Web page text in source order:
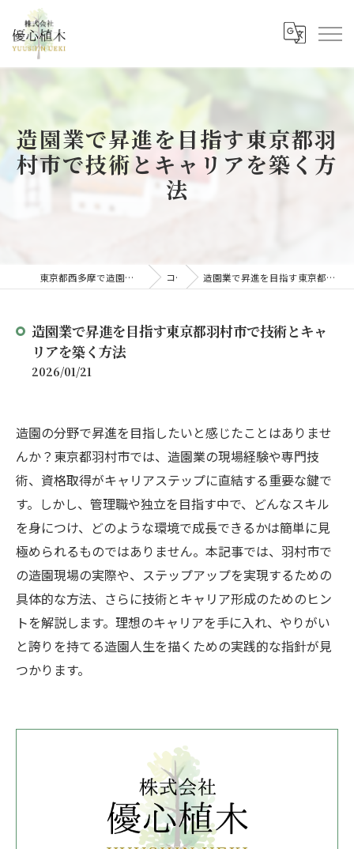
造園業で昇進を目指す東京都羽
村市で技術とキャリアを築く方
法
東京都西多摩で造園の求人なら株式会社優心植木 コラム 造園業で昇進を目指す東京都羽村市で技術とキャリアを築く方法
造園業で昇進を目指す東京都羽村市で技術とキャ
リアを築く方法
2026/01/21
造園の分野で昇進を目指したいと感じたことはありませ
んか？東京都羽村市では、造園業の現場経験や専門技
術、資格取得がキャリアステップに直結する重要な鍵で
す。しかし、管理職や独立を目指す中で、どんなスキル
を身につけ、どのような環境で成長できるかは簡単に見
極められるものではありません。本記事では、羽村市で
の造園現場の実際や、ステップアップを実現するための
具体的な方法、さらに技術とキャリア形成のためのヒン
トを解説します。理想のキャリアを手に入れ、やりがい
と誇りを持てる造園人生を描くための実践的な指針が見
つかります。